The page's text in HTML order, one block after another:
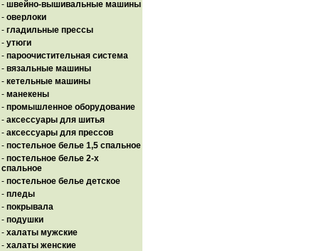
- швейно-вышивальные машины
- оверлоки
- гладильные прессы
- утюги
- пароочистительная система
- вязальные машины
- кетельные машины
- манекены
- промышленное оборудование
- аксессуары для шитья
- аксессуары для прессов
- постельное белье 1,5 спальное
- постельное белье 2-х
спальное
- постельное белье детское
- пледы
- покрывала
- подушки
- халаты мужские
- халаты женские